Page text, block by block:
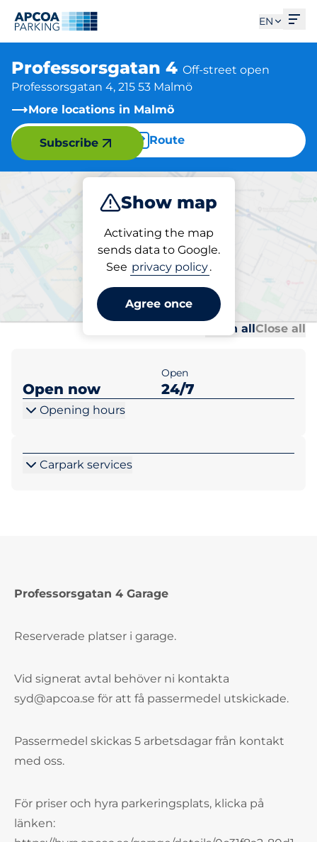
EN
Professorsgatan 4 Off-street open
Professorsgatan 4, 215 53 Malmö
More locations in Malmö
Route
Show map
Activating the map
sends data to Google.
See privacy policy.
Agree once
Subscribe
Park
Parking at location
Professorsgatan 4
Open allClose all
Open now
Open
24/7
Opening hours
Carpark services
Professorsgatan 4 Garage
Reserverade platser i garage.
Vid signerat avtal behöver ni kontakta
syd@apcoa.se för att få passermedel utskickade.
Passermedel skickas 5 arbetsdagar från kontakt
med oss.
För priser och hyra parkeringsplats, klicka på
länken: